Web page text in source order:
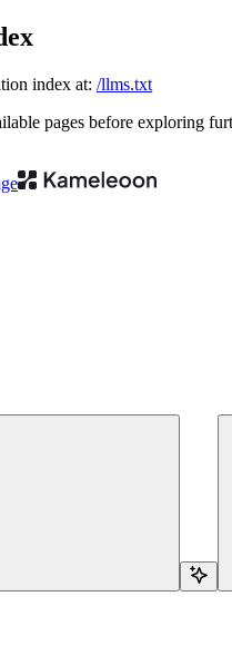
index at: /llms.txt
pages before exploring